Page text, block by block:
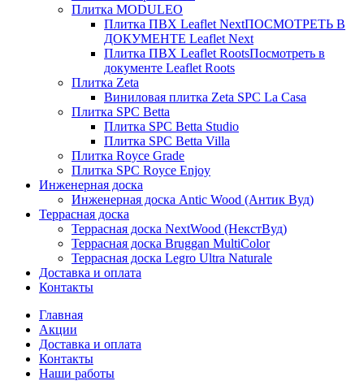
Плитка MODULEO
Плитка ПВХ Leaflet NextПОСМОТРЕТЬ В
ДОКУМЕНТЕ Leaflet Next
Плитка ПВХ Leaflet RootsПосмотреть в
документе Leaflet Roots
Плитка Zeta
Виниловая плитка Zeta SPC La Casa
Плитка SPC Betta
Плитка SPC Betta Studio
Плитка SPC Betta Villa
Плитка Royce Grade
Плитка SPC Royce Enjoy
Инженерная доска
Инженерная доска Antic Wood (Антик Вуд)
Террасная доска
Террасная доска NextWood (НекстВуд)
Террасная доска Bruggan MultiColor
Террасная доска Legro Ultra Naturale
Доставка и оплата
Контакты
Главная
Акции
Доставка и оплата
Контакты
Наши работы